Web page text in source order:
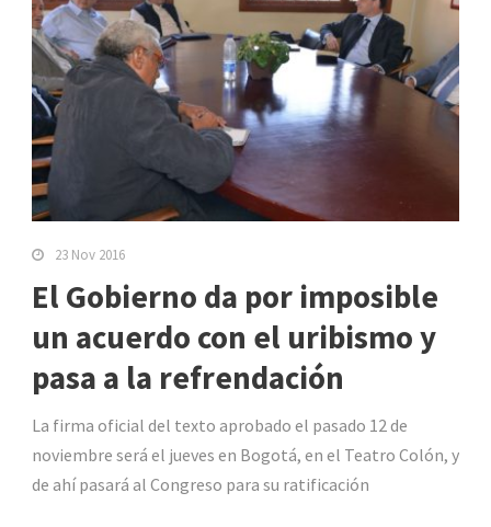
23 Nov 2016
El Gobierno da por imposible
un acuerdo con el uribismo y
pasa a la refrendación
La firma oficial del texto aprobado el pasado 12 de
noviembre será el jueves en Bogotá, en el Teatro Colón, y
de ahí pasará al Congreso para su ratificación